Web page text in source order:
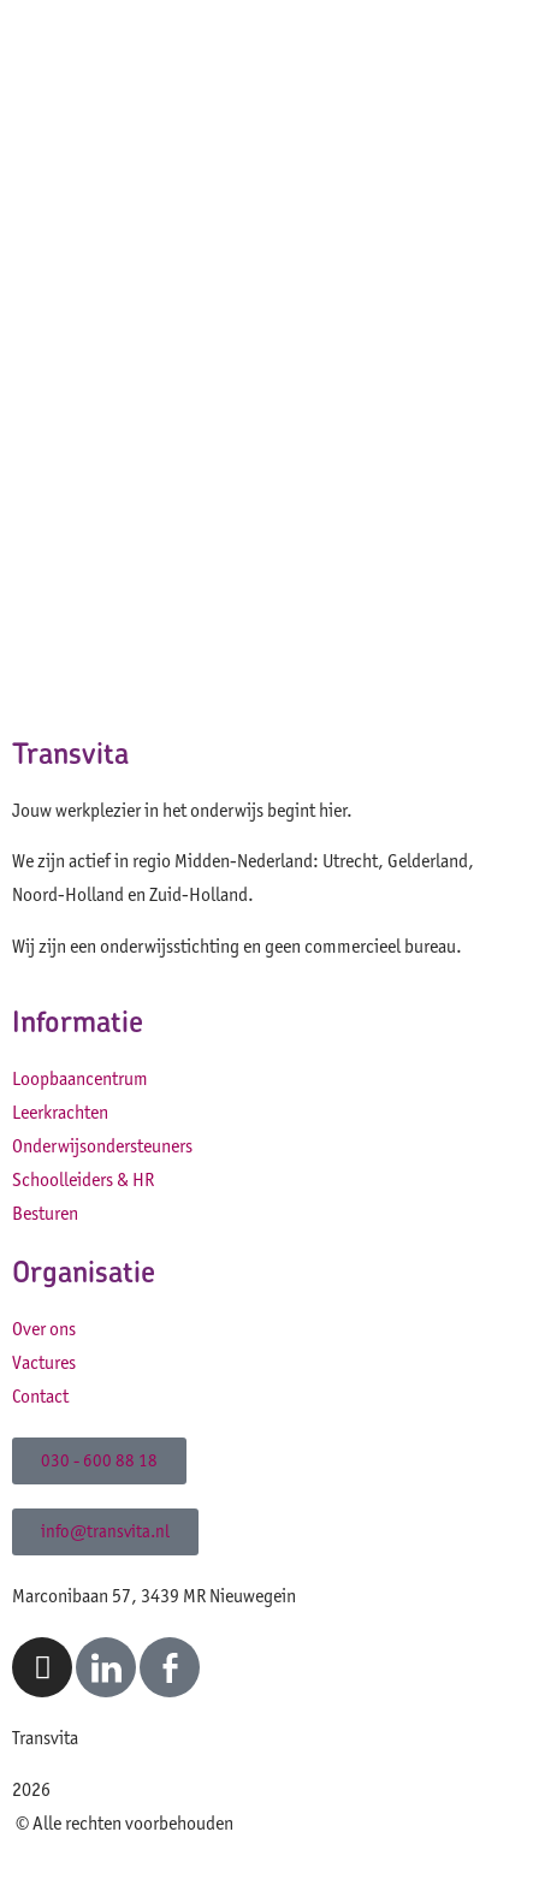
Transvita
Jouw werkplezier in het onderwijs begint hier.
We zijn actief in regio Midden-Nederland: Utrecht, Gelderland,
Noord-Holland en Zuid-Holland.
Wij zijn een onderwijsstichting en geen commercieel bureau.
Informatie
Loopbaancentrum
Leerkrachten
Onderwijsondersteuners
Schoolleiders & HR
Besturen
Organisatie
Over ons
Vactures
Contact
030 - 600 88 18
info@transvita.nl
Marconibaan 57, 3439 MR Nieuwegein
Transvita
2026
© Alle rechten voorbehouden